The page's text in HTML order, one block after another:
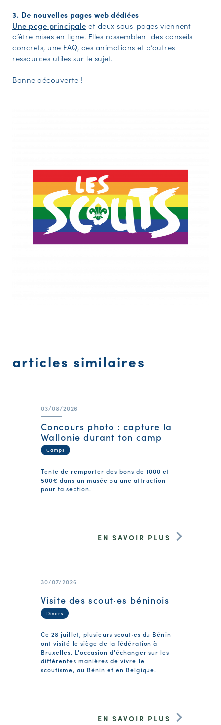
3. De nouvelles pages web dédiées
Une page principale et deux sous-pages viennent
d’être mises en ligne. Elles rassemblent des conseils
concrets, une FAQ, des animations et d’autres
ressources utiles sur le sujet.
Bonne découverte !
articles similaires
03/08/2026
Concours photo : capture la
Wallonie durant ton camp
Camps
Tente de remporter des bons de 1000 et
500€ dans un musée ou une attraction
pour ta section.
EN SAVOIR PLUS
30/07/2026
Visite des scout·es béninois
Divers
Ce 28 juillet, plusieurs scout·es du Bénin
ont visité le siège de la fédération à
Bruxelles. L'occasion d'échanger sur les
différentes manières de vivre le
scoutisme, au Bénin et en Belgique.
EN SAVOIR PLUS